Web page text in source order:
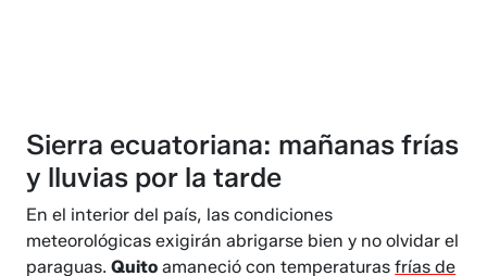
Sierra ecuatoriana: mañanas frías
y lluvias por la tarde
En el interior del país, las condiciones
meteorológicas exigirán abrigarse bien y no olvidar el
paraguas.Quito amaneció con temperaturasfrías de